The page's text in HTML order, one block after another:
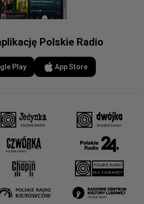
Polskie Radio
Play App Store